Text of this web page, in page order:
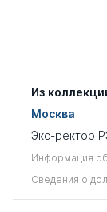
Из
Москва
Экс-ректор
Информация
Сведения о